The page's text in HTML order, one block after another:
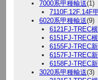
7000系甲種輸送(1)
7110F.12F.14F
6020系甲種輸送(9)
6121FJ-TREC
6151FJ-TREC
6155FJ-TREC
6157FJ-TREC
6158FJ-TREC
3020系甲種輸送(3)